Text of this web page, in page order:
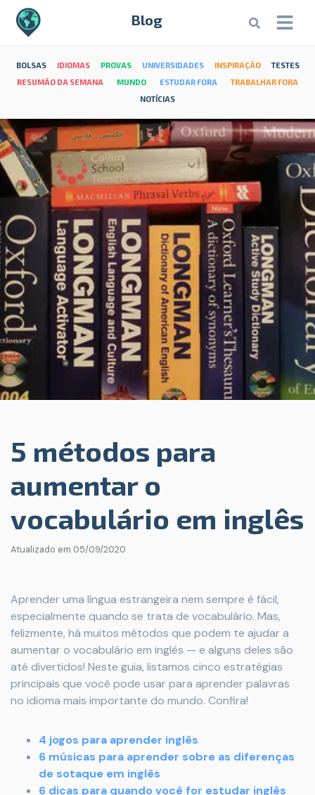
Blog
BOLSAS IDIOMAS PROVAS UNIVERSIDADES INSPIRAÇÃO
TESTES
RESUMÃO DA SEMANA
MUNDO ESTUDAR FORA
TRABALHAR FORA
NOTÍCIAS
5 métodos para
aumentar o
vocabulário em inglês
Atualizado em 05/09/2020
Aprender uma língua estrangeira nem sempre é fácil,
especialmente quando se trata de vocabulário. Mas,
felizmente, há muitos métodos que podem te ajudar a
aumentar o vocabulário em inglês — e alguns deles são
até divertidos! Neste guia, listamos cinco estratégias
principais que você pode usar para aprender palavras
no idioma mais importante do mundo. Confira!
4 jogos para aprender inglês
6 músicas para aprender sobre as diferenças
de sotaque em inglês
6 dicas para quando você for estudar inglês